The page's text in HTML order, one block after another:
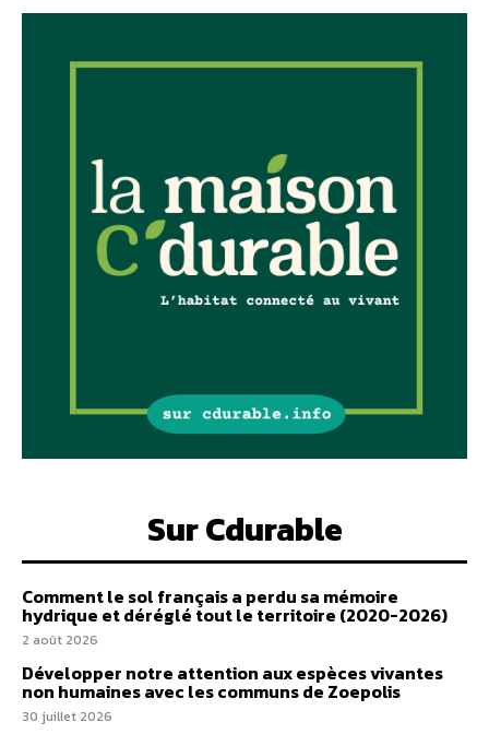
Sur Cdurable
Comment le sol français a perdu sa mémoire
hydrique et déréglé tout le territoire (2020-2026)
2 août 2026
Développer notre attention aux espèces vivantes
non humaines avec les communs de Zoepolis
30 juillet 2026